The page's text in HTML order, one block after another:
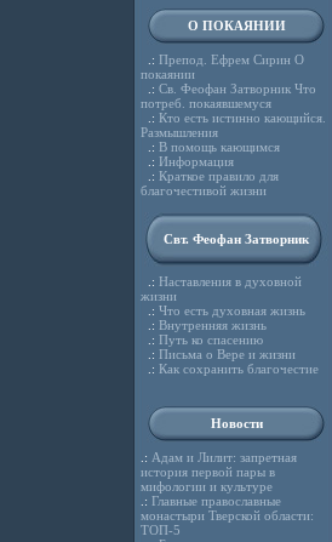
О ПОКАЯНИИ
.: Препод. Ефрем Сирин О
покаянии
.: Св. Феофан Затворник Что
потреб. покаявшемуся
.: Кто есть истинно кающийся.
Размышления
.: В помощь кающимся
.: Информация
.: Краткое правило для
благочестивой жизни
Свт. Феофан Затворник
.: Наставления в духовной
жизни
.: Что есть духовная жизнь
.: Внутренняя жизнь
.: Путь ко спасению
.: Письма о Вере и жизни
.: Как сохранить благочестие
Новости
.: Адам и Лилит: запретная
история первой пары в
мифологии и культуре
.: Главные православные
монастыри Тверской области:
ТОП-5